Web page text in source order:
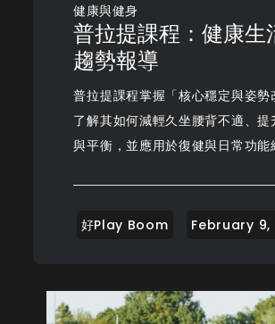
健康與健身
普拉提課程：健康生
趨勢報導
普拉提課程掌握「核心穩定與姿勢
了解其如何減輕久坐腰背不適、提
與平衡，並應用於復健與日常功能